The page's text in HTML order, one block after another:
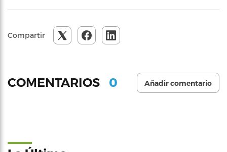
Compartir
COMENTARIOS 0 Añadir comentario